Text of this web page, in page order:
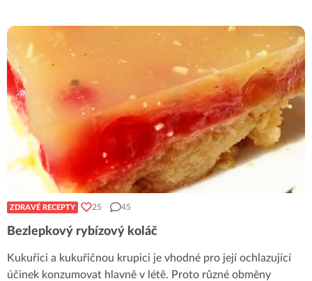
ZDRAVÉ RECEPTY 25 45
Bezlepkový rybízový koláč
Kukuřici a kukuřičnou krupici je vhodné pro její ochlazující
účinek konzumovat hlavně v létě. Proto různé obměny